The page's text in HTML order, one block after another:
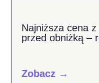
Najniższa cena
przed obniżką –
Zobacz →